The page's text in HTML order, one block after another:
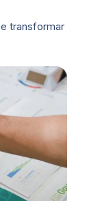
transformar